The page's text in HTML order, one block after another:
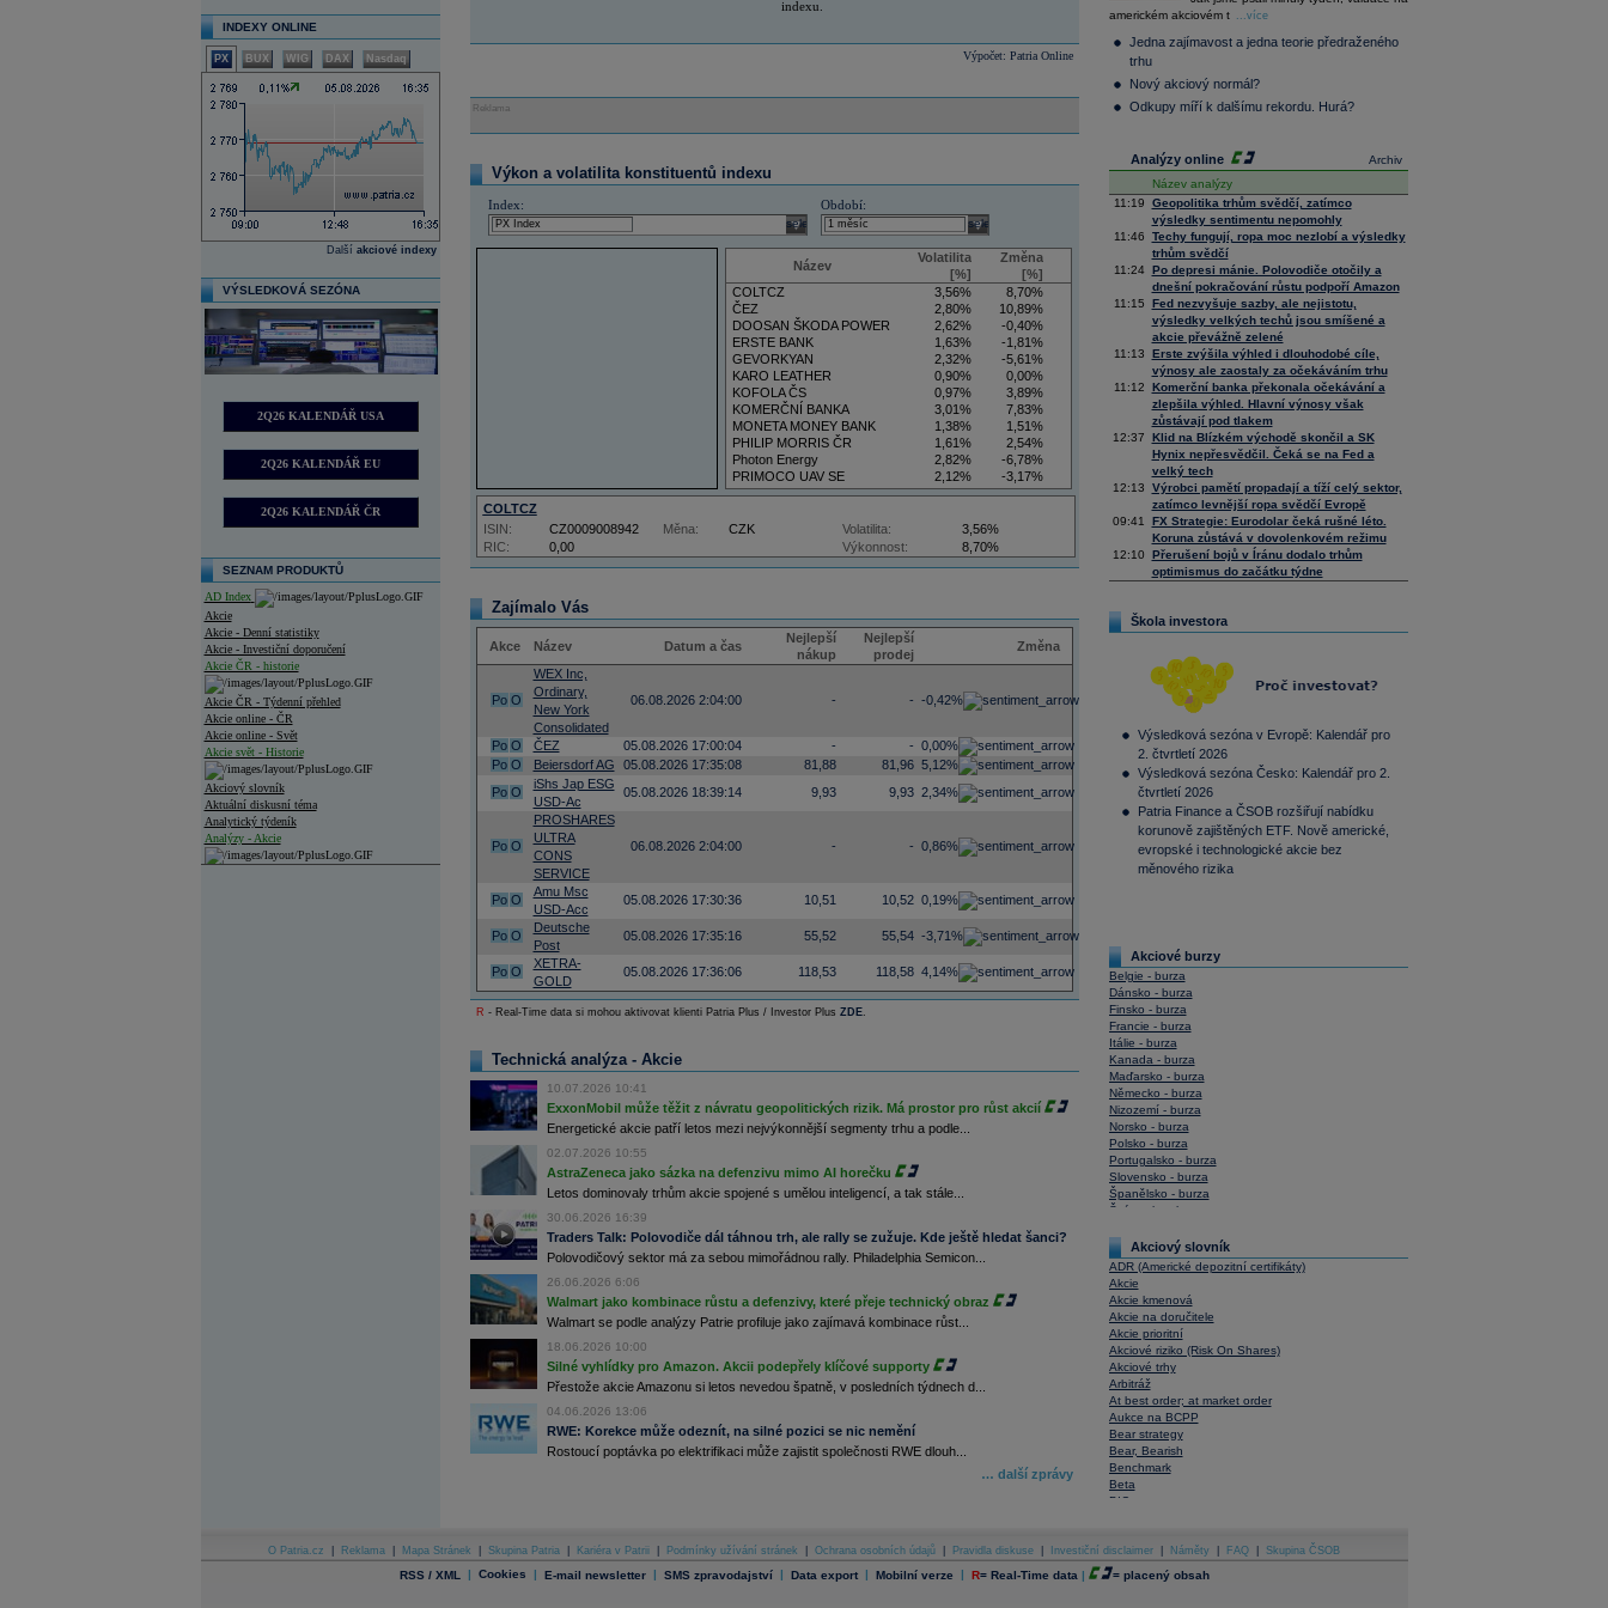
INDEXY ONLINE
PX BUX WIG DAX Nasdaq
Další akciové indexy
VÝSLEDKOVÁ SEZÓNA
2Q26 KALENDÁŘ USA
2Q26 KALENDÁŘ EU
2Q26 KALENDÁŘ ČR
SEZNAM PRODUKTŮ
AD Index
Akcie
Akcie - Denní statistiky
Akcie - Investiční doporučení
Akcie ČR - historie
Akcie ČR - Týdenní přehled
Akcie online - ČR
Akcie online - Svět
Akcie svět - Historie
Akciový slovník
Aktuální diskusní téma
Analytický týdeník
Analýzy - Akcie
Databanka - Ceny
indexu.
Výpočet: Patria Online
Reklama
Výkon a volatilita konstituentů indexu
Index:
select
Období:
select
Název
Volatilita
[%]
Změna
[%]
COLTCZ
3,56%
8,70%
ČEZ
2,80%
10,89%
DOOSAN ŠKODA POWER
2,62%
-0,40%
ERSTE BANK
1,63%
-1,81%
GEVORKYAN
2,32%
-5,61%
KARO LEATHER
0,90%
0,00%
KOFOLA ČS
0,97%
3,89%
KOMERČNÍ BANKA
3,01%
7,83%
MONETA MONEY BANK
1,38%
1,51%
PHILIP MORRIS ČR
1,61%
2,54%
Photon Energy
2,82%
-6,78%
PRIMOCO UAV SE
2,12%
-3,17%
VIG
3,36%
7,59%
COLTCZ
RIC: 0,00
ISIN: CZ0009008942 Měna: CZK Volatilita:
3,56%
Výkonnost:
8,70%
Zajímalo Vás
Akce Název Datum a čas
Nejlepší
nákup
Nejlepší
prodej
Změna
Po O
WEX Inc,
Ordinary,
New York
Consolidated
06.08.2026 2:04:00 - - -0,42%
Po O ČEZ 05.08.2026 17:00:04 - - 0,00%
Po O Beiersdorf AG 05.08.2026 17:35:08 81,88 81,96 5,12%
Po O
iShs Jap ESG
USD-Ac
05.08.2026 18:39:14 9,93 9,93 2,34%
Po O
PROSHARES
ULTRA
CONS
SERVICE
06.08.2026 2:04:00 - - 0,86%
Po O
Amu Msc
USD-Acc
05.08.2026 17:30:36 10,51 10,52 0,19%
Po O
Deutsche
Post
05.08.2026 17:35:16 55,52 55,54 -3,71%
Po O
XETRA-
GOLD
05.08.2026 17:36:06 118,53 118,58 4,14%
R - Real-Time data si mohou aktivovat klienti Patria Plus / Investor Plus ZDE.
Technická analýza - Akcie
10.07.2026 10:41
ExxonMobil může těžit z návratu geopolitických rizik. Má prostor pro růst akcií
Energetické akcie patří letos mezi nejvýkonnější segmenty trhu a podle...
02.07.2026 10:55
AstraZeneca jako sázka na defenzivu mimo AI horečku
Letos dominovaly trhům akcie spojené s umělou inteligencí, a tak stále...
30.06.2026 16:39
Traders Talk: Polovodiče dál táhnou trh, ale rally se zužuje. Kde ještě hledat šanci?
Polovodičový sektor má za sebou mimořádnou rally. Philadelphia Semicon...
26.06.2026 6:06
Walmart jako kombinace růstu a defenzivy, které přeje technický obraz
Walmart se podle analýzy Patrie profiluje jako zajímavá kombinace růst...
18.06.2026 10:00
Silné vyhlídky pro Amazon. Akcii podepřely klíčové supporty
Přestože akcie Amazonu si letos nevedou špatně, v posledních týdnech d...
04.06.2026 13:06
RWE: Korekce může odeznít, na silné pozici se nic nemění
Rostoucí poptávka po elektrifikaci může zajistit společnosti RWE dlouh...
… další zprávy
Composite
36 145,83 0,96
Tecdax
Performance
index
3 946,73
americkém akciovém t
...více
Jedna zajímavost a jedna teorie předraženého
trhu
Nový akciový normál?
Odkupy míří k dalšímu rekordu. Hurá?
Archiv
Analýzy online
Název analýzy
11:19
Geopolitika trhům svědčí, zatímco
výsledky sentimentu nepomohly
11:46
Techy fungují, ropa moc nezlobí a výsledky
trhům svědčí
11:24
Po depresi mánie. Polovodiče otočily a
dnešní pokračování růstu podpoří Amazon
11:15
Fed nezvyšuje sazby, ale nejistotu,
výsledky velkých techů jsou smíšené a
akcie převážně zelené
11:13
Erste zvýšila výhled i dlouhodobé cíle,
výnosy ale zaostaly za očekáváním trhu
11:12
Komerční banka překonala očekávání a
zlepšila výhled. Hlavní výnosy však
zůstávají pod tlakem
12:37
Klid na Blízkém východě skončil a SK
Hynix nepřesvědčil. Čeká se na Fed a
velký tech
12:13
Výrobci pamětí propadají a tíží celý sektor,
zatímco levnější ropa svědčí Evropě
09:41
FX Strategie: Eurodolar čeká rušné léto.
Koruna zůstává v dovolenkovém režimu
12:10
Přerušení bojů v Íránu dodalo trhům
optimismus do začátku týdne
Škola investora
Výsledková sezóna v Evropě: Kalendář pro
2. čtvrtletí 2026
Výsledková sezóna Česko: Kalendář pro 2.
čtvrtletí 2026
Patria Finance a ČSOB rozšiřují nabídku
korunově zajištěných ETF. Nově americké,
evropské i technologické akcie bez
měnového rizika
Akciové burzy
Belgie - burza
Dánsko - burza
Finsko - burza
Francie - burza
Itálie - burza
Kanada - burza
Maďarsko - burza
Německo - burza
Nizozemí - burza
Norsko - burza
Polsko - burza
Portugalsko - burza
Slovensko - burza
Španělsko - burza
Švýcarsko - burza
Akciový slovník
ADR (Americké depozitní certifikáty)
Akcie
Akcie kmenová
Akcie na doručitele
Akcie prioritní
Akciové riziko (Risk On Shares)
Akciové trhy
Arbitráž
At best order; at market order
Aukce na BCPP
Bear strategy
Bear, Bearish
Benchmark
Beta
BIC
Bonita
Book To Bill Ratio
Book Value
O Patria.cz Reklama Mapa Stránek Skupina Patria Kariéra v Patrii Podmínky užívání stránek Ochrana osobních údajů Pravidla diskuse Investiční disclaimer Náměty FAQ Skupina ČSOB
RSS / XML | Cookies | E-mail newsletter | SMS zpravodajství | Data export | Mobilní verze | R= Real-Time data | = placený obsah